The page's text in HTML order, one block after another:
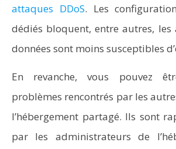
attaques DDoS. Les
dédiés bloquent, entre autres, les
données sont moins susceptibles
En revanche, vous pouvez
problèmes rencontrés par les
l’hébergement partagé. Ils sont
par les administrateurs de